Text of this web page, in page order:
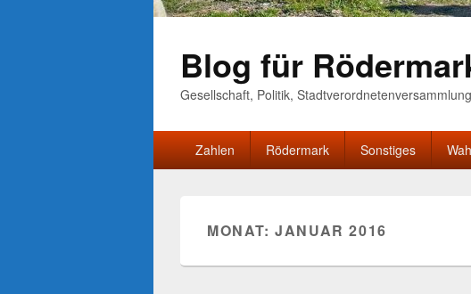
Blog für
Gesellschaft, Politik,
Primäres
Menü Zahlen Rödermark Sonstiges
MONAT:JANUAR 2016